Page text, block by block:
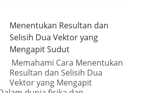
Menentukan Resultan dan
Selisih Dua Vektor yang
Mengapit Sudut
Memahami Cara Menentukan
Resultan dan Selisih Dua
Vektor yang Mengapit